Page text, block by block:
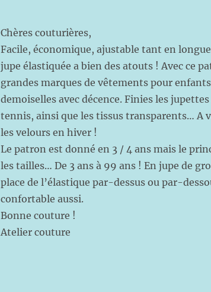
Chères couturières,
Facile, économique, ajustable tant en
jupe élastiquée a bien des atouts ! Avec ce
grandes marques de vêtements pour
demoiselles avec décence. Finies les
tennis, ainsi que les tissus transparents… A
les velours en hiver !
Le patron est donné en 3 / 4 ans mais le
les tailles… De 3 ans à 99 ans ! En jupe de
place de l’élastique par-dessus ou par-
confortable aussi.
Bonne couture !
Atelier couture